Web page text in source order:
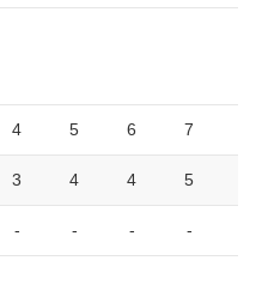
4 5 6 7
3 4 4 5
- - - -